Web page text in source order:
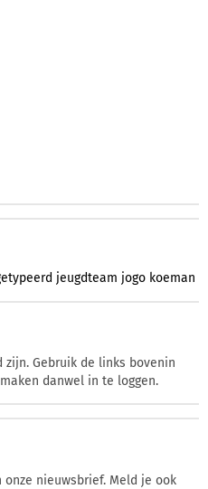
jeugdteam jogo koeman
Gebruik de links bovenin
danwel in te loggen.
nieuwsbrief. Meld je ook